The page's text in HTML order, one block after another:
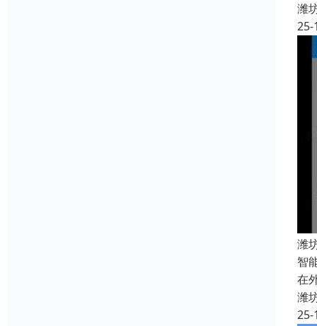
潍
25-
潍
智
在
潍
25-